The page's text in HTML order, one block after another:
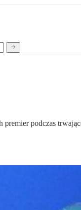
premier podczas